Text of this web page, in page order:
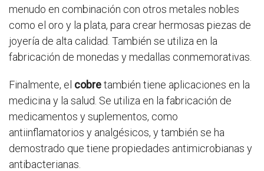
menudo en combinación con otros metales nobles
como el oro y la plata, para crear hermosas piezas de
joyería de alta calidad. También se utiliza en la
fabricación de monedas y medallas conmemorativas.
Finalmente, el cobretambién tiene aplicaciones en la
medicina y la salud. Se utiliza en la fabricación de
medicamentos y suplementos, como
antiinflamatorios y analgésicos, y también se ha
demostrado que tiene propiedades antimicrobianas y
antibacterianas.